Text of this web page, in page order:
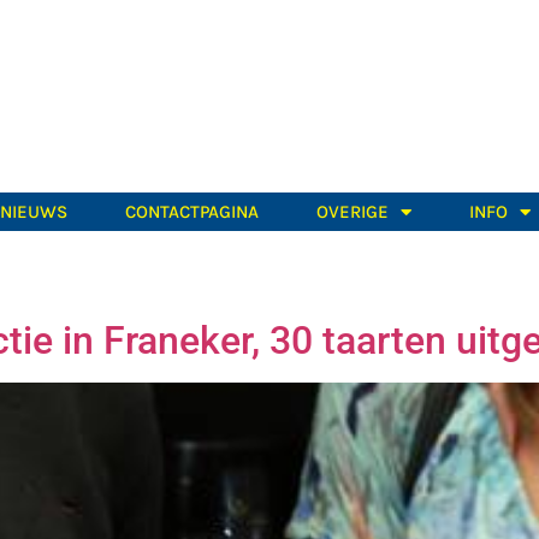
CONTACTPAGINA OVERIGE INFO
in Franeker, 30 taarten